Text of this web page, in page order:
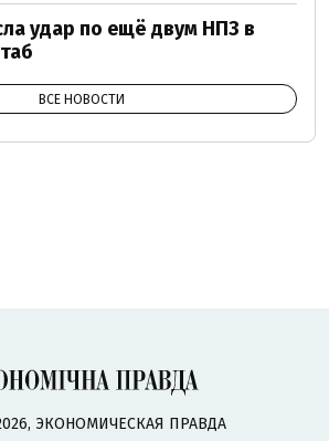
удар по ещё двум НПЗ в
ВСЕ НОВОСТИ
ЭКОНОМИЧЕСКАЯ ПРАВДА